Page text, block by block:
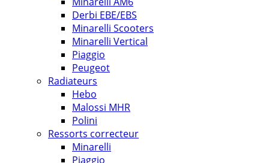
Derbi EBE/EBS
Minarelli Scooters
Minarelli Vertical
Piaggio
Peugeot
Radiateurs
Hebo
Malossi MHR
Polini
Ressorts correcteur
Minarelli
Piaggio